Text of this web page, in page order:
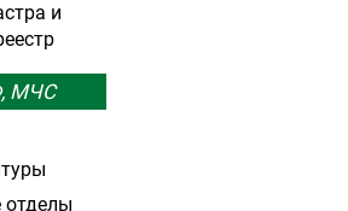
и
МЧС
отделы